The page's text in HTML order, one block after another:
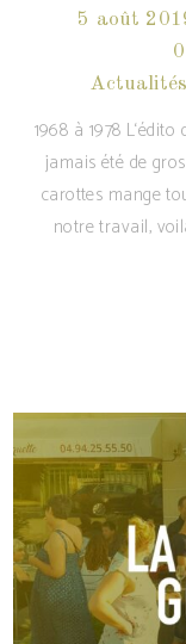
5 août
Actualités
1968 à 1978
jamais été de
carottes mange
notre travail,